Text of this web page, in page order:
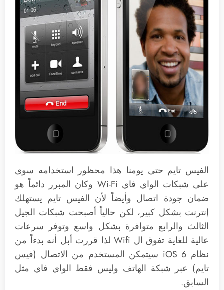
الفيس تايم حتى يومنا هذا محظور استخدامه سوى
على شبكات الواي فاي Wi-Fi وكان المبرر دائماً هو
ضمان جودة اتصال وأيضاً لأن الفيس تايم يستهلك
إنترنت بشكل كبير، لكن حالياً أصبحت شبكات الجيل
الثالث والرابع متوافرة بشكل واسع وتوفر سرعات
عالية للغاية تفوق ال Wifi لذا قررت أبل أنه بدءاً من
نظام iOS 6 سيتمكن المستخدم من الاتصال (فيس
تايم) عبر شبكة الهاتف وليس فقط الواي فاي مثل
السابق.